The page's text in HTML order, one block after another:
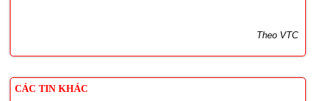
Theo VTC
CÁC TIN KHÁC